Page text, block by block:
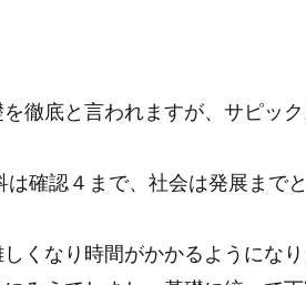
徹底と言われますが、サピッ
確認４まで、社会は発展まで
くなり時間がかかるようになり